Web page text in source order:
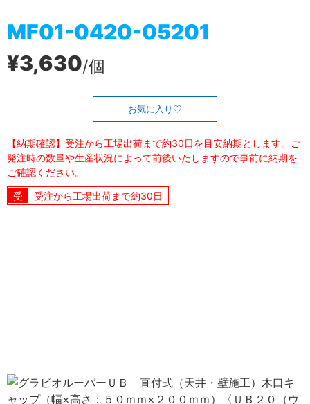
MF01-0420-05201
¥3,630/個
お気に入り
【納期確認】受注から工場出荷まで約30日を目安納期とします。ご
発注時の数量や生産状況によって前後いたしますので事前に納期を
ご確認ください。
受注から工場出荷まで約30日